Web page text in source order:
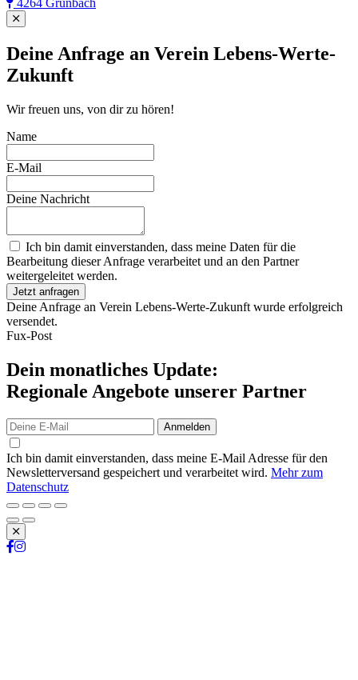
4264 Grünbach
Close
Deine Anfrage an Verein Lebens-Werte-
Zukunft
Wir freuen uns, von dir zu hören!
Name
E-Mail
Deine Nachricht
Ich bin damit einverstanden, dass meine Daten für die
Bearbeitung dieser Anfrage verarbeitet und an den Partner
weitergeleitet werden.
Jetzt anfragen
Deine Anfrage an Verein Lebens-Werte-Zukunft wurde erfolgreich
versendet.
Fux-Post
Dein monatliches Update:
Regionale Angebote unserer Partner
Anmelden
Ich bin damit einverstanden, dass meine E-Mail Adresse für den
Newsletterversand gespeichert und verarbeitet wird. Mehr zum
Datenschutz
Schließen